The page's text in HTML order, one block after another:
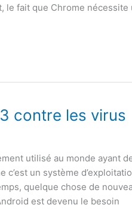
le fait que Chrome
contre les virus
utilisé au monde ayant
c’est un système
quelque chose de
est devenu le besoin